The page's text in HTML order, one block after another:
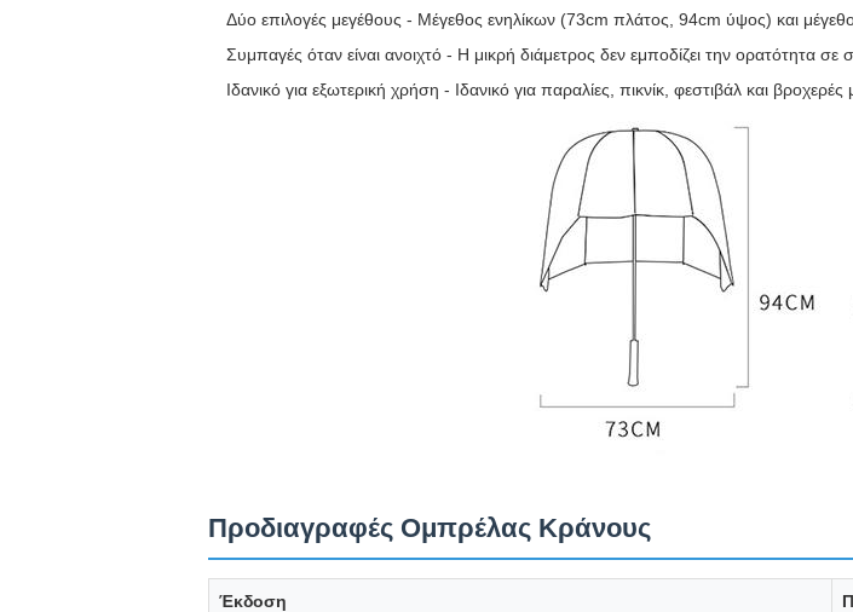
Δύο επιλογές μεγέθους - Μέγεθος ενηλίκων (73cm πλάτος, 94cm ύψος) και
Συμπαγές όταν είναι ανοιχτό - Η μικρή διάμετρος δεν εμποδίζει την ορατότητα σε
Ιδανικό για εξωτερική χρήση - Ιδανικό για παραλίες, πικνίκ, φεστιβάλ και βροχερές
Προδιαγραφές Ομπρέλας Κράνους
Έκδοση